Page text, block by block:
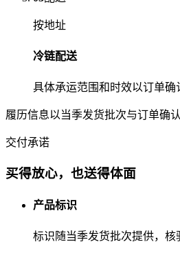
按地址
冷链配送
具体承运范围和时效以订单确
履历信息以当季发货批次与订单确
交付承诺
买得放心，也送得体面
产品标识
标识随当季发货批次提供，核